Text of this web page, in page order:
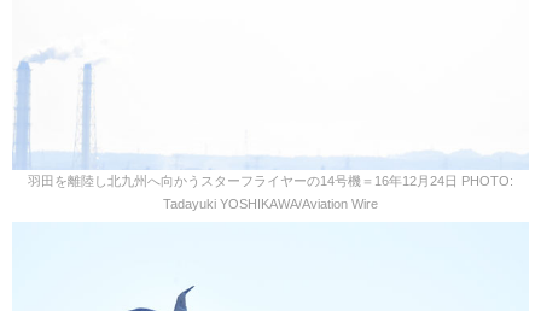
羽田を離陸し北九州へ向かうスターフライヤーの14号機＝16年12月24日 PHOTO:
Tadayuki YOSHIKAWA/Aviation Wire